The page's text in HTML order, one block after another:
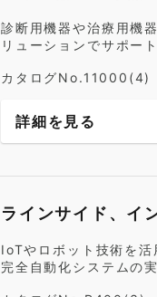
診断用機器や治療用機
リューションでサポー
カタログ
詳細を見る
ラインサイド、イ
IoTやロボット技術を
完全自動化システムの